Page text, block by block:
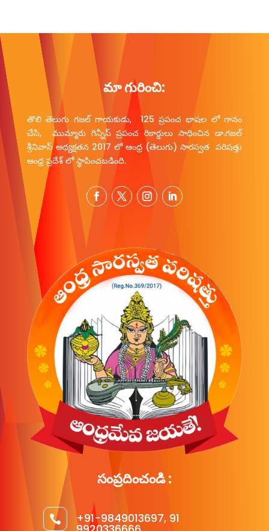
మా గురించి:
తొలి తెలుగు గజల్ గాయకుడు, 125 ప్రపంచ భాషల లో గానం
చేసి, ముమ్మారు గిన్నీస్ ప్రపంచ రికార్డులు సాధించిన డా.గజల్
శ్రీనివాస్ అధ్యక్షతన 2017 లో ఆంధ్ర (తెలుగు) సారస్వత పరిషత్తు
ఆంధ్ర ప్రదేశ్ లో స్థాపించబడింది.
సంప్రదించండి :
 +91-9849013697, 91